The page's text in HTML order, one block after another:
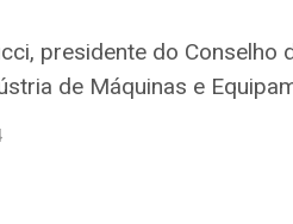
presidente do Conselho
de Máquinas e